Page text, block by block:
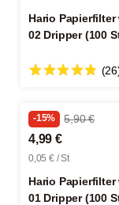
Hario
02 Dripper (100
-15% 5,90 €
4,99 €
0,05 € / St
Hario
01 Dripper (100